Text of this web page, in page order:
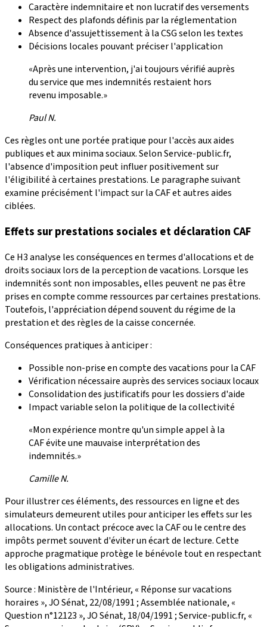
Caractère indemnitaire et non lucratif des versements
Respect des plafonds définis par la réglementation
Absence d'assujettissement à la CSG selon les textes
Décisions locales pouvant préciser l'application
«Après une intervention, j'ai toujours vérifié auprès
du service que mes indemnités restaient hors
revenu imposable.»
Paul N.
Ces règles ont une portée pratique pour l'accès aux aides
publiques et aux minima sociaux. Selon Service-public.fr,
l'absence d'imposition peut influer positivement sur
l'éligibilité à certaines prestations. Le paragraphe suivant
examine précisément l'impact sur la CAF et autres aides
ciblées.
Effets sur prestations sociales et déclaration CAF
Ce H3 analyse les conséquences en termes d'allocations et de
droits sociaux lors de la perception de vacations. Lorsque les
indemnités sont non imposables, elles peuvent ne pas être
prises en compte comme ressources par certaines prestations.
Toutefois, l'appréciation dépend souvent du régime de la
prestation et des règles de la caisse concernée.
Conséquences pratiques à anticiper :
Possible non-prise en compte des vacations pour la CAF
Vérification nécessaire auprès des services sociaux locaux
Consolidation des justificatifs pour les dossiers d'aide
Impact variable selon la politique de la collectivité
«Mon expérience montre qu'un simple appel à la
CAF évite une mauvaise interprétation des
indemnités.»
Camille N.
Pour illustrer ces éléments, des ressources en ligne et des
simulateurs demeurent utiles pour anticiper les effets sur les
allocations. Un contact précoce avec la CAF ou le centre des
impôts permet souvent d'éviter un écart de lecture. Cette
approche pragmatique protège le bénévole tout en respectant
les obligations administratives.
Source : Ministère de l'Intérieur, « Réponse sur vacations
horaires », JO Sénat, 22/08/1991 ; Assemblée nationale, «
Question n°12123 », JO Sénat, 18/04/1991 ; Service-public.fr, «